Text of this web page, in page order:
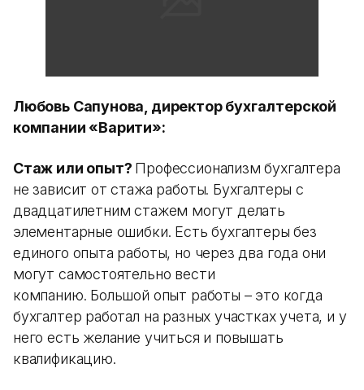
Любовь Сапунова, директор бухгалтерской
компании «Варити»:
Стаж или опыт? Профессионализм бухгалтера
не зависит от стажа работы. Бухгалтеры с
двадцатилетним стажем могут делать
элементарные ошибки. Есть бухгалтеры без
единого опыта работы, но через два года они
могут самостоятельно вести
компанию. Большой опыт работы – это когда
бухгалтер работал на разных участках учета, и у
него есть желание учиться и повышать
квалификацию.